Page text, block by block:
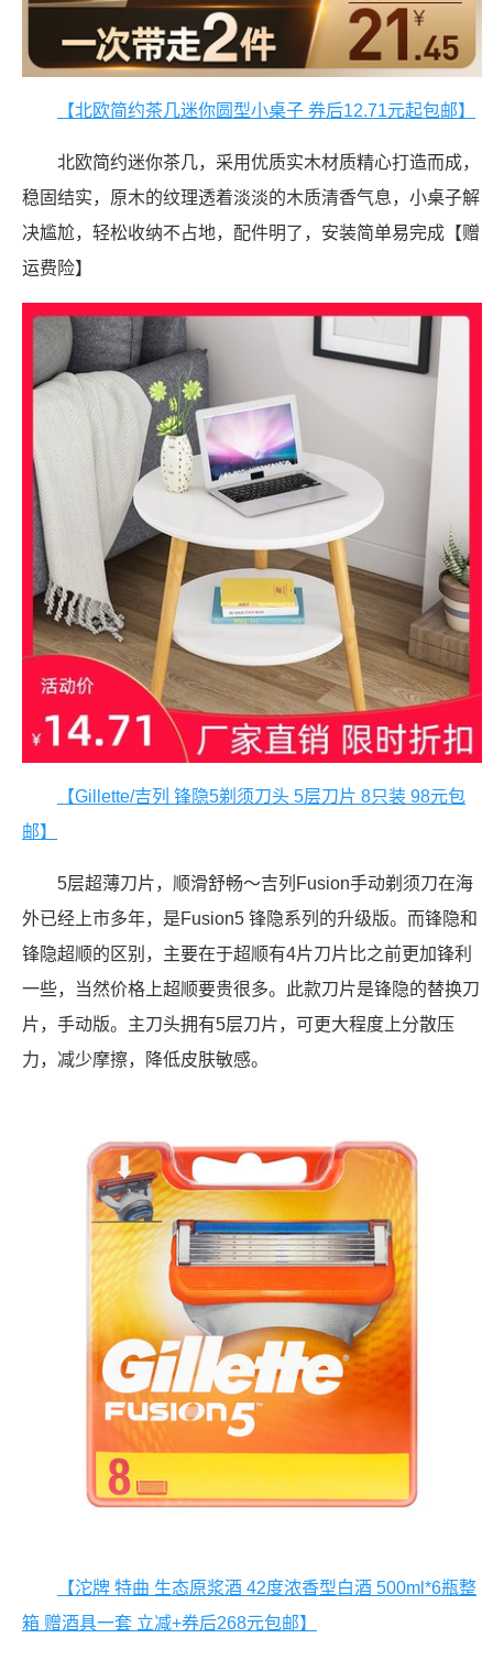
【北欧简约茶几迷你圆型小桌子 券后12.71元起包邮】
北欧简约迷你茶几，采用优质实木材质精心打造而成，
稳固结实，原木的纹理透着淡淡的木质清香气息，小桌子解
决尴尬，轻松收纳不占地，配件明了，安装简单易完成【赠
运费险】
【Gillette/吉列 锋隐5剃须刀头 5层刀片 8只装 98元包
邮】
5层超薄刀片，顺滑舒畅～吉列Fusion手动剃须刀在海
外已经上市多年，是Fusion5 锋隐系列的升级版。而锋隐和
锋隐超顺的区别，主要在于超顺有4片刀片比之前更加锋利
一些，当然价格上超顺要贵很多。此款刀片是锋隐的替换刀
片，手动版。主刀头拥有5层刀片，可更大程度上分散压
力，减少摩擦，降低皮肤敏感。
【沱牌 特曲 生态原浆酒 42度浓香型白酒 500ml*6瓶整
箱 赠酒具一套 立减+券后268元包邮】